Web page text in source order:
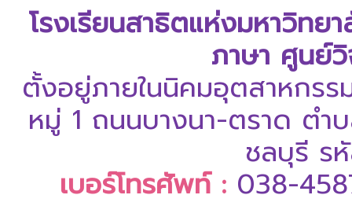
โรงเรียนสาธิตแห่งมหาวิทย
ภาษา ศูนย์
ตั้งอยู่ภายในนิคมอุตสาหกร
หมู่ 1 ถนนบางนา-ตราด ตำ
ชลบุรี ร
เบอร์โทรศัพท์ : 038-